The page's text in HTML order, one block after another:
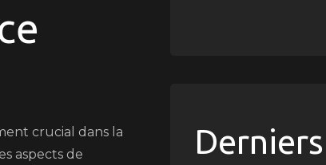
crucial dans la
aspects de
Derniers